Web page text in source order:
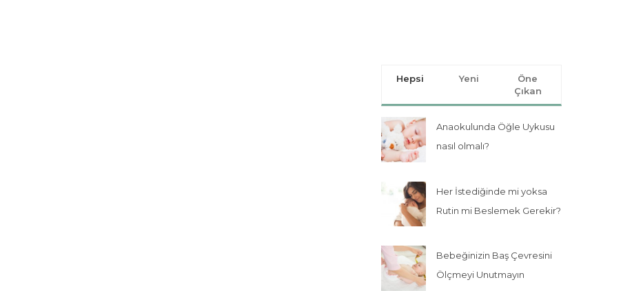
Hepsi Yeni
Öne
Çıkan
Anaokulunda Öğle Uykusu
nasıl olmalı?
Her İstediğinde mi yoksa
Rutin mi Beslemek Gerekir?
Bebeğinizin Baş Çevresini
Ölçmeyi Unutmayın